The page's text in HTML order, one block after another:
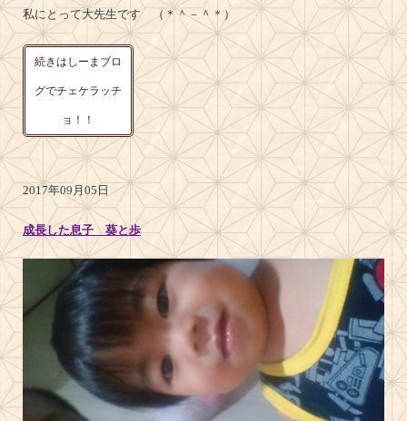
私にとって大先生です （＊＾－＾＊）
続きはしーまブロ
グでチェケラッチ
ョ！！
2017年09月05日
成長した息子 葵と歩